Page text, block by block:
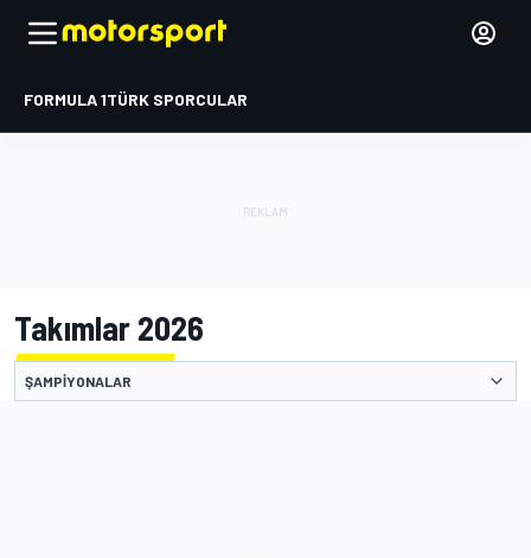
FORMULA 1TÜRK SPORCULAR
Takımlar 2026
ŞAMPIYONALAR